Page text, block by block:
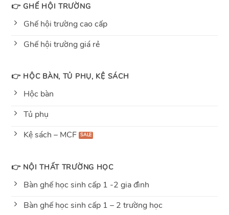
👉 GHẾ HỘI TRƯỜNG
Ghế hội trường cao cấp
Ghế hội trường giá rẻ
👉 HỘC BÀN, TỦ PHỤ, KỆ SÁCH
Hộc bàn
Tủ phụ
Kệ sách – MCF
👉 NỘI THẤT TRƯỜNG HỌC
Bàn ghế học sinh cấp 1 -2 gia đình
Bàn ghế học sinh cấp 1 – 2 trường học